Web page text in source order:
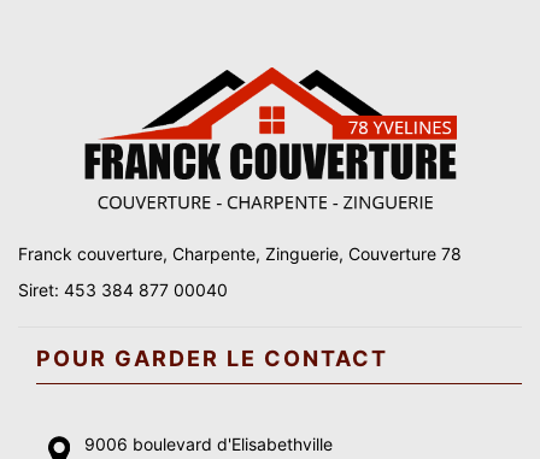
Franck couverture, Charpente, Zinguerie, Couverture 78
Siret: 453 384 877 00040
POUR GARDER LE CONTACT
9006 boulevard d'Elisabethville